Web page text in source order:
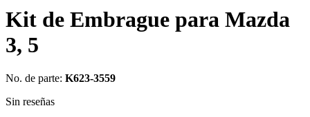
Kit de Embrague para Mazda
3, 5
No. de parte: K623-3559
Sin reseñas